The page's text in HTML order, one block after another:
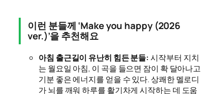
이런 분들께 ‘Make you happy (2026
ver.)’을 추천해요
아침 출근길이 유난히 힘든 분들: 시작부터 지치
는 월요일 아침, 이 곡을 들으면 잠이 확 달아나고
기분 좋은 에너지를 얻을 수 있다. 상쾌한 멜로디
가 뇌를 깨워 하루를 활기차게 시작하는 데 도움